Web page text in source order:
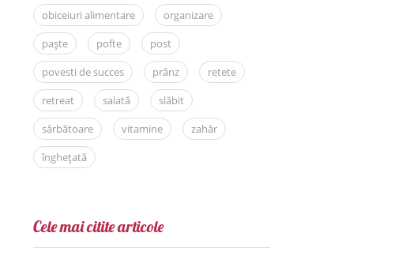
obiceiuri alimentare
organizare
paște
pofte
post
povesti de succes
prânz
retete
retreat
salată
slăbit
sărbătoare
vitamine
zahăr
înghețată
Cele mai citite articole